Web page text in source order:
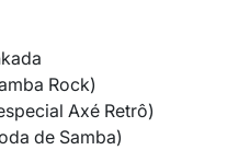
Rock)
Axé Retrô)
de Samba)